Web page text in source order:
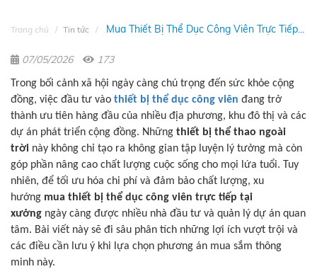
Trang chủ Tin tức Mua Thiết Bị Thể Dục Công Viên Trực Tiếp...
07/05/2026 173
Trong bối cảnh xã hội ngày càng chú trọng đến sức khỏe cộng
đồng, việc đầu tư vào thiết bị thể dục công viên đang trở
thành ưu tiên hàng đầu của nhiều địa phương, khu đô thị và các
dự án phát triển cộng đồng. Những thiết bị thể thao ngoài
trời này không chỉ tạo ra không gian tập luyện lý tưởng mà còn
góp phần nâng cao chất lượng cuộc sống cho mọi lứa tuổi. Tuy
nhiên, để tối ưu hóa chi phí và đảm bảo chất lượng, xu
hướng mua thiết bị thể dục công viên trực tiếp tại
xưởng ngày càng được nhiều nhà đầu tư và quản lý dự án quan
tâm. Bài viết này sẽ đi sâu phân tích những lợi ích vượt trội và
các điều cần lưu ý khi lựa chọn phương án mua sắm thông
minh này.